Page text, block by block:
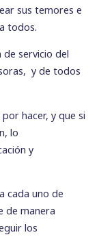
sus temores e
todos.
de servicio del
y de todos
hacer, y que si
lo
y
cada uno de
de manera
los